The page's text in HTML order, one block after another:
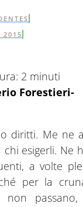
2015
2 minuti
Forestieri-
diritti. Me ne
esigerli. Ne
a volte
per la cruna
non